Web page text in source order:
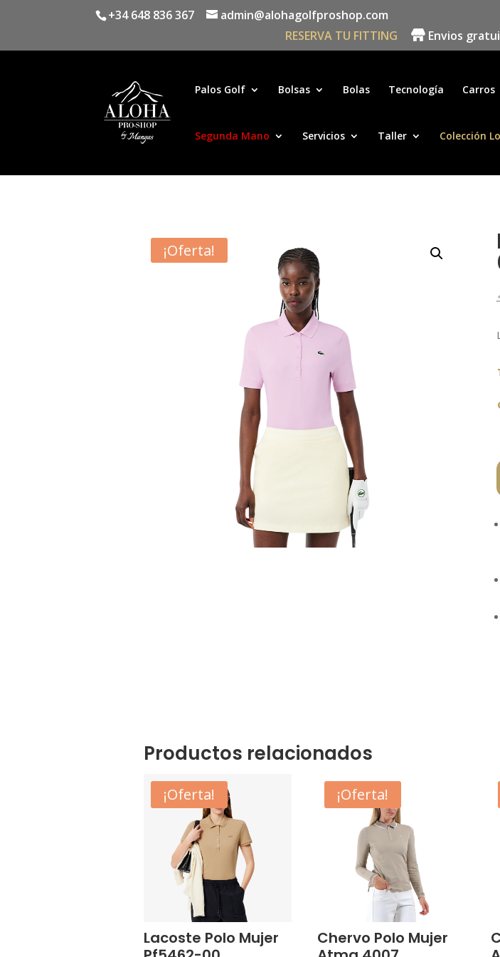
+34 648 836 367
admin@alohagolfproshop.com
RESERVA TU FITTING
Envios
Palos Golf Bolsas Bolas Tecnología Carros
Segunda Mano Servicios Taller Colección
¡Oferta!
Productos relacionados
¡Oferta!
Lacoste Polo Mujer
¡Oferta!
Chervo Polo Mujer